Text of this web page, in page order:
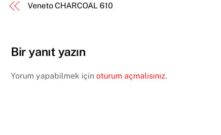
Veneto CHARCOAL 610
Bir yanıt yazın
Yorum yapabilmek içinoturum açmalısınız.